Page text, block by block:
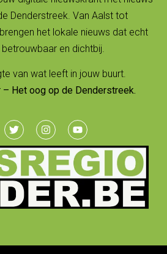
Denderstreek. Van Aalst tot
het lokale nieuws dat echt
en dichtbij.
van wat leeft in jouw buurt.
– Het oog op de Denderstreek.